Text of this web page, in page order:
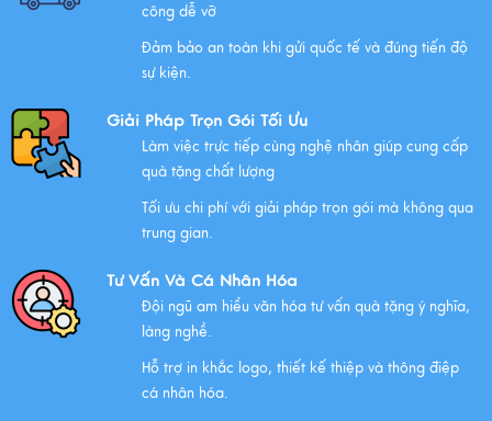
Chúc mừng chị Nguyễn Thị Nhựt Phượng - giám đốc
Xem thêm
Chính Sách Quyền Riêng Tư Tại Mỹ Nghệ Việt
NHỮNG ĐẶC ĐIỂM CỦA HÀNG THỦ CÔNG MỸ NGHỆ
công dễ vỡ
Đảm bảo an toàn khi gửi quốc tế và đúng tiến độ
sự kiện.
Giải Pháp Trọn Gói Tối Ưu
Làm việc trực tiếp cùng nghệ nhân giúp cung cấp
quà tặng chất lượng
Tối ưu chi phí với giải pháp trọn gói mà không qua
trung gian.
Tư Vấn Và Cá Nhân Hóa
Đội ngũ am hiểu văn hóa tư vấn quà tặng ý nghĩa,
làng nghề.
Hỗ trợ in khắc logo, thiết kế thiệp và thông điệp
cá nhân hóa.